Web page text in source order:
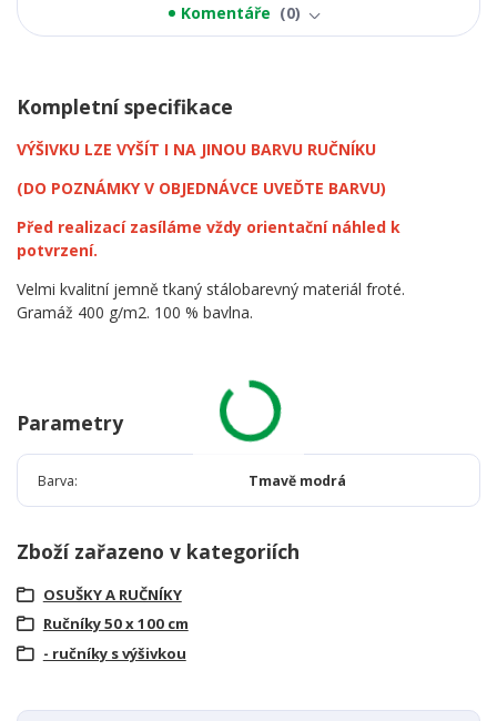
Komentáře
0
Kompletní specifikace
VÝŠIVKU LZE VYŠÍT I NA JINOU BARVU RUČNÍKU
(DO POZNÁMKY V OBJEDNÁVCE UVEĎTE BARVU)
Před realizací zasíláme vždy orientační náhled k
potvrzení.
Velmi kvalitní jemně tkaný stálobarevný materiál froté.
Gramáž 400 g/m2. 100 % bavlna.
Parametry
Barva Tmavě modrá
Zboží zařazeno v kategoriích
OSUŠKY A RUČNÍKY
Ručníky 50 x 100 cm
- ručníky s výšivkou